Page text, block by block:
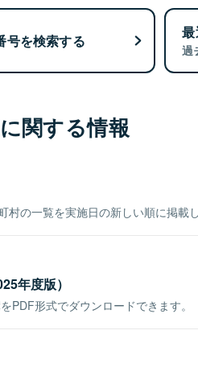
号を検索する
過
関する情報
村の一覧を実施日の新しい順に掲載
年度版）
PDF形式でダウンロードできます。